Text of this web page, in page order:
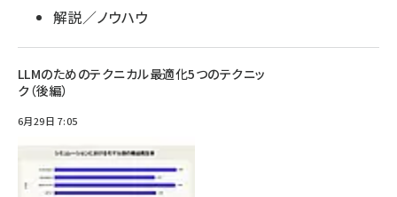
解説／ノウハウ
LLMのためのテクニカル最適化5つのテクニッ
ク（後編）
6月29日 7:05